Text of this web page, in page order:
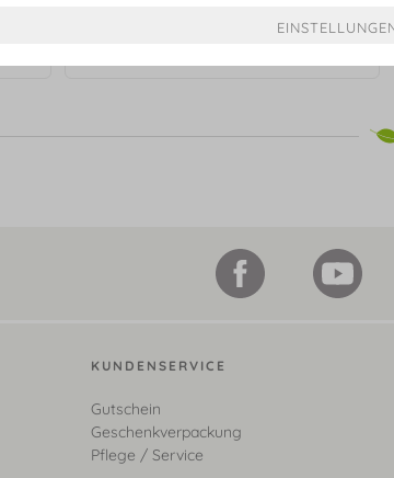
KUNDENSERVICE
Gutschein
Geschenkverpackung
Pflege / Service